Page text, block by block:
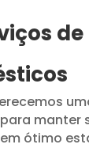
de
manter
ótimo